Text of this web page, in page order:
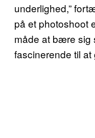
underlighed,”
på et photoshoot
måde at bære sig
fascinerende til at